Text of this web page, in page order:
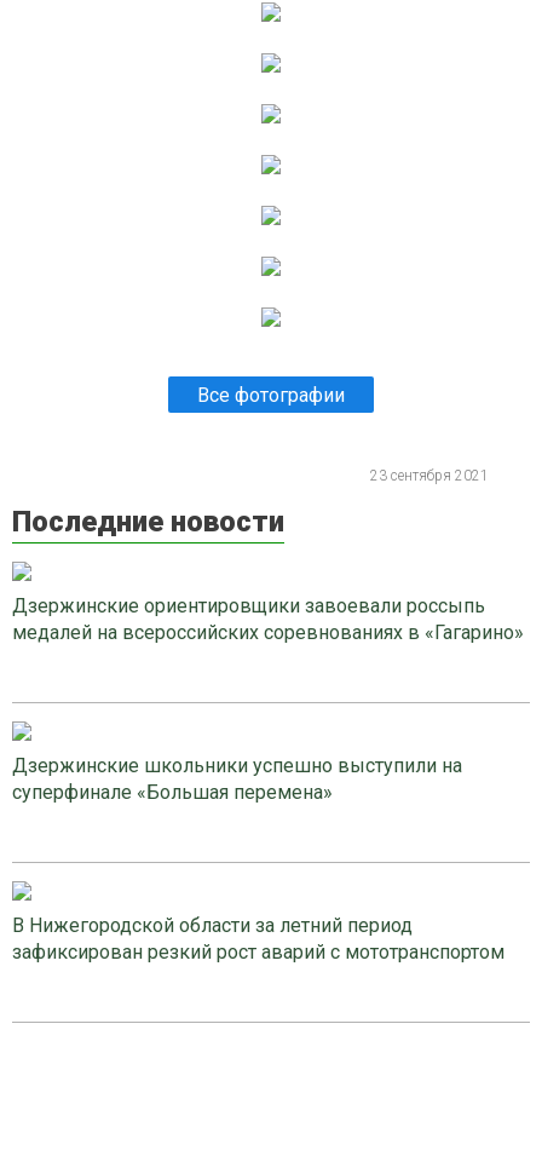
Все фотографии
23 сентября 2021
Последние новости
Дзержинские ориентировщики завоевали россыпь
медалей на всероссийских соревнованиях в «Гагарино»
Дзержинские школьники успешно выступили на
суперфинале «Большая перемена»
В Нижегородской области за летний период
зафиксирован резкий рост аварий с мототранспортом